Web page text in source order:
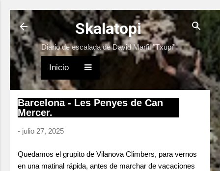
Ir al contenido principal
Skalatopi
Diario de escalada de David Marfil "Txupi"
Inicio
Barcelona - Les Penyes de Can
Mercer.
- julio 27, 2025
Quedamos el grupito de Vilanova Climbers, para vernos
en una matinal rápida, antes de marchar de vacaciones